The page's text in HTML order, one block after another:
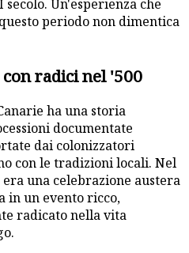
Un'esperienza che
periodo non dimentica
con radici nel '500
ha una storia
documentate
dai colonizzatori
con le tradizioni locali. Nel
una celebrazione austera
in un evento ricco,
radicato nella vita